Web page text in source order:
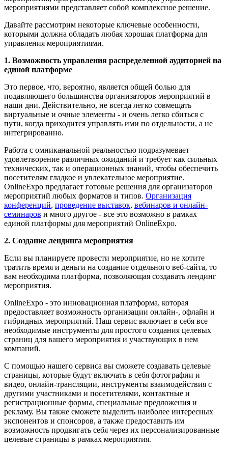
мероприятиями представляет собой комплексное решение.
Давайте рассмотрим некоторые ключевые особенности,
которыми должна обладать любая хорошая платформа для
управления мероприятиями.
1. Возможность управления распределенной аудиторией на
единой платформе
Это первое, что, вероятно, является общей болью для
подавляющего большинства организаторов мероприятий в
наши дни. Действительно, не всегда легко совмещать
виртуальные и очные элементы - и очень легко сбиться с
пути, когда приходится управлять ими по отдельности, а не
интегрированно.
Работа с омниканальной реальностью подразумевает
удовлетворение различных ожиданий и требует как сильных
технических, так и операционных знаний, чтобы обеспечить
посетителям гладкое и увлекательное мероприятие.
OnlineExpo предлагает готовые решения для организаторов
мероприятий любых форматов и типов. Организация
конференций, проведение выставок, вебинаров и онлайн-
семинаров и много другое - все это возможно в рамках
единой платформы для мероприятий OnlineExpo.
2. Создание лендинга мероприятия
Если вы планируете провести мероприятие, но не хотите
тратить время и деньги на создание отдельного веб-сайта, то
вам необходима платформа, позволяющая создавать лендинг
мероприятия.
OnlineExpo - это инновационная платформа, которая
предоставляет возможность организации онлайн-, офлайн и
гибридных мероприятий. Наш сервис включает в себя все
необходимые инструменты для простого создания целевых
страниц для вашего мероприятия и участвующих в нем
компаний.
С помощью нашего сервиса вы сможете создавать целевые
страницы, которые будут включать в себя фотографии и
видео, онлайн-трансляции, инструменты взаимодействия с
другими участниками и посетителями, контактные и
регистрационные формы, специальные предложения и
рекламу. Вы также сможете выделить наиболее интересных
экспонентов и спонсоров, а также предоставить им
возможность продвигать себя через их персонализированные
целевые страницы в рамках мероприятия.